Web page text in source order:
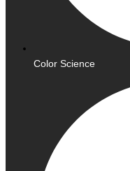
Color Science